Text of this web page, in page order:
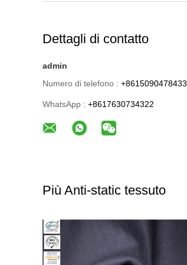
Dettagli di contatto
admin
Numero di telefono : +8615090478433
WhatsApp : +8617630734322
Più Anti-static tessuto